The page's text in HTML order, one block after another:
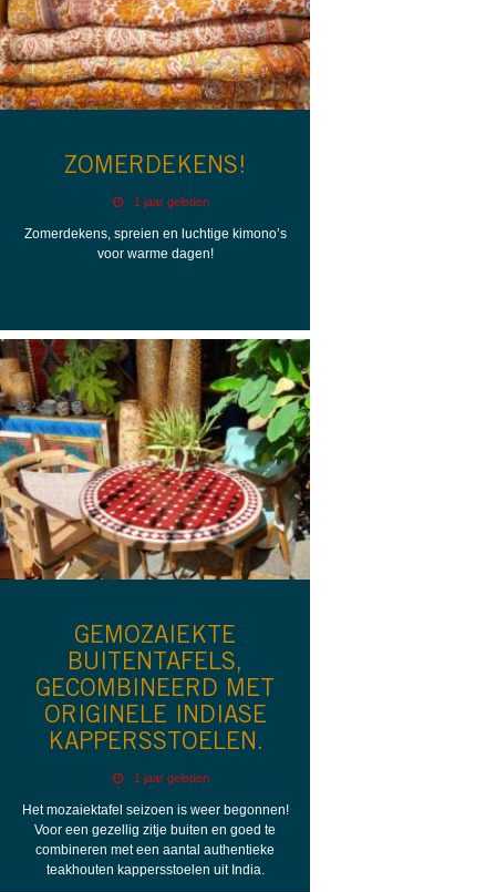
ZOMERDEKENS!
1 jaar geleden
Zomerdekens, spreien en luchtige kimono’s
voor warme dagen!
GEMOZAIEKTE
BUITENTAFELS,
GECOMBINEERD MET
ORIGINELE INDIASE
KAPPERSSTOELEN.
1 jaar geleden
Het mozaiektafel seizoen is weer begonnen!
Voor een gezellig zitje buiten en goed te
combineren met een aantal authentieke
teakhouten kappersstoelen uit India.